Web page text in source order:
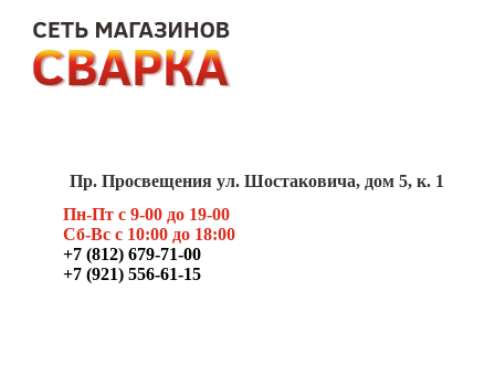
Пр. Просвещения ул. Шостаковича, дом 5, к. 1
Пн-Пт с 9-00 до 19-00
Сб-Вс с 10:00 до 18:00
+7 (812) 679-71-00
+7 (921) 556-61-15